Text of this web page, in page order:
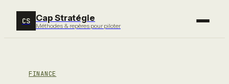
CS Cap Stratégie
Méthodes & repères pour piloter
FINANCE